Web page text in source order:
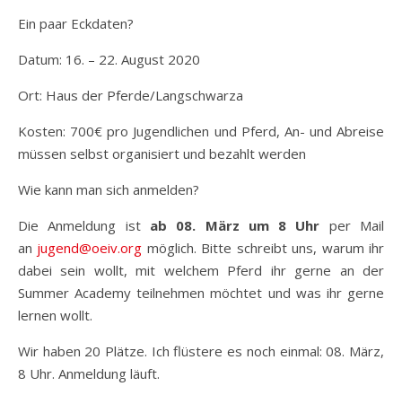
Ein paar Eckdaten?
Datum: 16. – 22. August 2020
Ort: Haus der Pferde/Langschwarza
Kosten: 700€ pro Jugendlichen und Pferd, An- und Abreise
müssen selbst organisiert und bezahlt werden
Wie kann man sich anmelden?
Die Anmeldung ist ab 08. März um 8 Uhr per Mail
an jugend@oeiv.org möglich. Bitte schreibt uns, warum ihr
dabei sein wollt, mit welchem Pferd ihr gerne an der
Summer Academy teilnehmen möchtet und was ihr gerne
lernen wollt.
Wir haben 20 Plätze. Ich flüstere es noch einmal: 08. März,
8 Uhr. Anmeldung läuft.